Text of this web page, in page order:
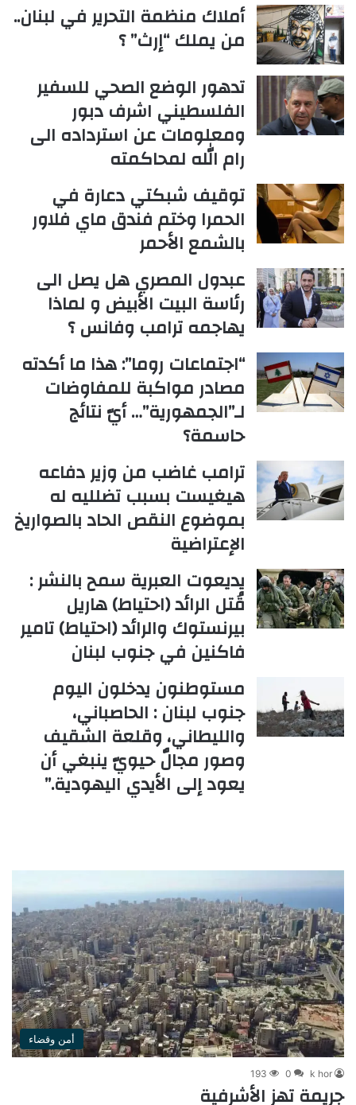
أملاك منظمة التحرير في لبنان..
من يملك “إرث” ؟
تدهور الوضع الصحي للسفير
الفلسطيني اشرف دبور
ومعلومات عن استرداده الى
رام الله لمحاكمته
توقيف شبكتي دعارة في
الحمرا وختم فندق ماي فلاور
بالشمع الأحمر
عبدول المصري هل يصل الى
رئاسة البيت الأبيض و لماذا
يهاجمه ترامب وفانس ؟
“اجتماعات روما”: هذا ما أكدته
مصادر مواكبة للمفاوضات
لـ”الجمهورية”… أيّ نتائج
حاسمة؟
ترامب غاضب من وزير دفاعه
هيغيست بسبب تضلليه له
بموضوع النقص الحاد بالصواريخ
الإعتراضية
يديعوت العبرية سمح بالنشر :
قُتل الرائد (احتياط) هاريل
بيرنستوك والرائد (احتياط) تامير
فاكنين في جنوب لبنان
مستوطنون يدخلون اليوم
جنوب لبنان : الحاصباني،
والليطاني، وقلعة الشقيف
وصور مجالٌ حيويّ ينبغي أن
يعود إلى الأيدي اليهودية.”
أمن وقضاء
k hor
0
193
جريمة تهز الأشرفية